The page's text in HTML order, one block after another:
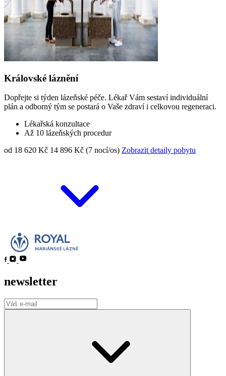
Královské láznění
Dopřejte si týden lázeňské péče. Lékař Vám sestaví individuální
plán a odborný tým se postará o Vaše zdraví i celkovou regeneraci.
Lékařská konzultace
Až 10 lázeňských procedur
od 18 620 Kč 14 896 Kč (7 nocí/os) Zobrazit detaily pobytu
newsletter